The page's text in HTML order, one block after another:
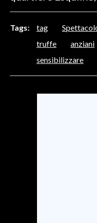
MOTORI
ALTRI SPORT
Tags: tag
truffe
anziani
sensibilizzare